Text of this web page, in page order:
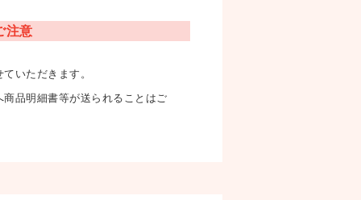
注意
いただきます。
品明細書等が送られることはご